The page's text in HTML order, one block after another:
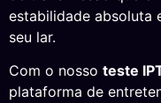
estabilidade absoluta
seu lar.
Com o nosso teste
plataforma de